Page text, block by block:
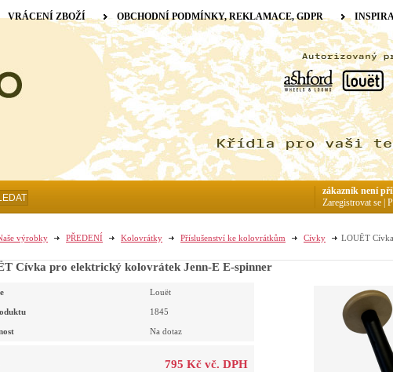
výrobky PŘEDENÍ Kolovrátky Příslušenství ke kolovrátkům Cívky
LOUËT
Cívka pro elektrický kolovrátek Jenn-E E-spinner
Louët
1845
Na dotaz
795 Kč vč. DPH
VRÁCENÍ ZBOŽÍ OBCHODNÍ PODMÍNKY, REKLAMACE, GDPR
zákazník není
Zaregistrovat se